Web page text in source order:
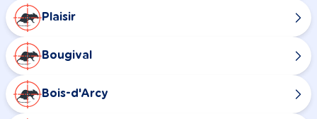
Plaisir
Bougival
Bois-d'Arcy